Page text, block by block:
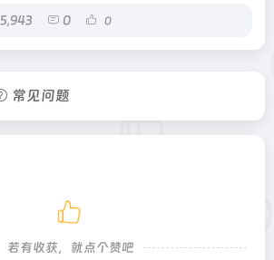
5,943 0 0
常见问题
若有收获，就点个赞吧